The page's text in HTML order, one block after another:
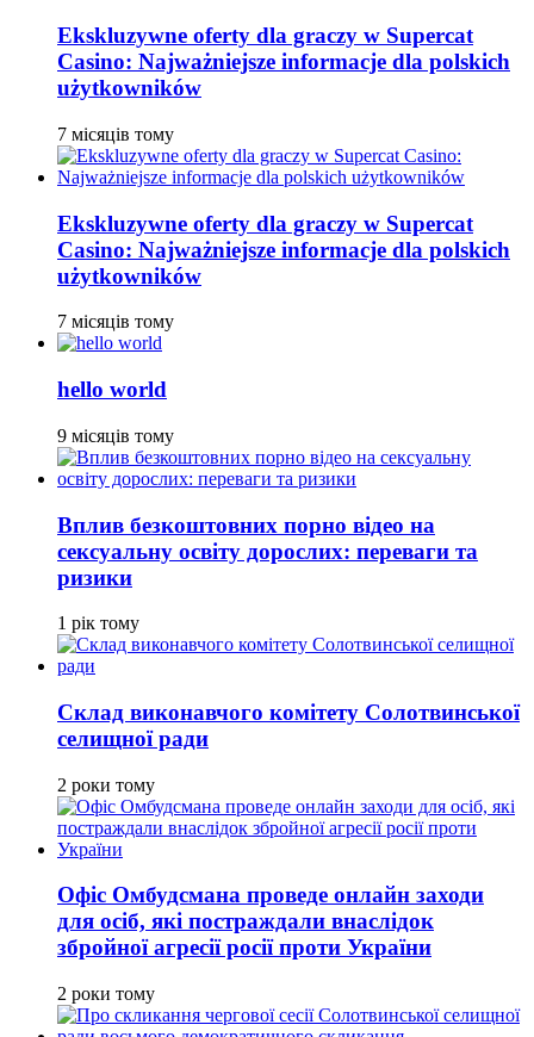
Ekskluzywne oferty dla graczy w Supercat
Casino: Najważniejsze informacje dla polskich
użytkowników
7 місяців тому
Ekskluzywne oferty dla graczy w Supercat
Casino: Najważniejsze informacje dla polskich
użytkowników
7 місяців тому
hello world
9 місяців тому
Вплив безкоштовних порно відео на
сексуальну освіту дорослих: переваги та
ризики
1 рік тому
Склад виконавчого комітету Солотвинської
селищної ради
2 роки тому
Офіс Омбудсмана проведе онлайн заходи
для осіб, які постраждали внаслідок
збройної агресії росії проти України
2 роки тому